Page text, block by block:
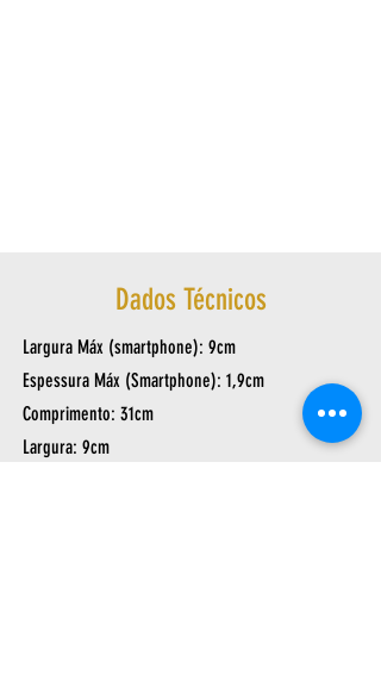
Dados Técnicos
Largura Máx (smartphone): 9cm
Espessura Máx (Smartphone): 1,9cm
Comprimento: 31cm
Largura: 9cm